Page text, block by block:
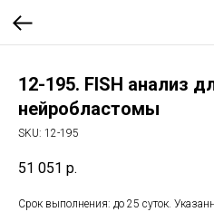
12-195. FISH анализ
нейробластомы
SKU: 12-195
51 051 р.
Срок выполнения: до 25 суток.